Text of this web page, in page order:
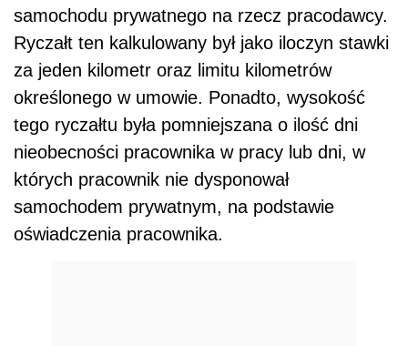
samochodu prywatnego na rzecz pracodawcy.
Ryczałt ten kalkulowany był jako iloczyn stawki
za jeden kilometr oraz limitu kilometrów
określonego w umowie. Ponadto, wysokość
tego ryczałtu była pomniejszana o ilość dni
nieobecności pracownika w pracy lub dni, w
których pracownik nie dysponował
samochodem prywatnym, na podstawie
oświadczenia pracownika.